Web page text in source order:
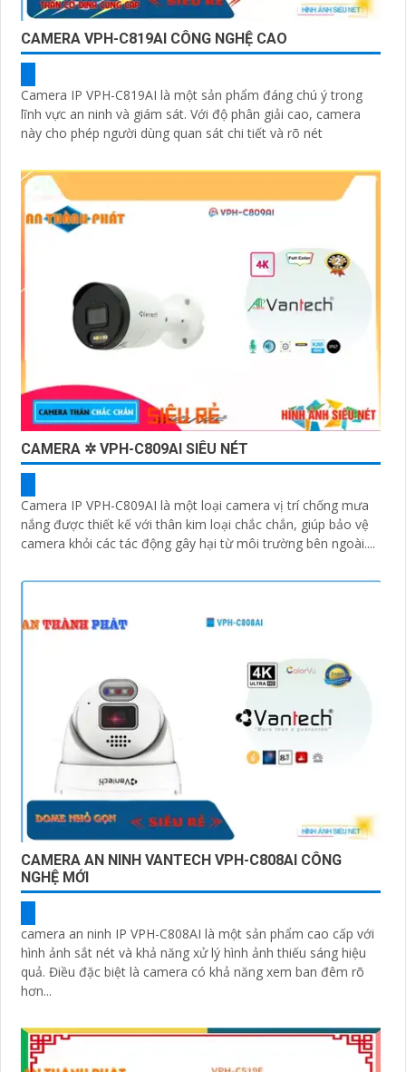
CAMERA VPH-C819AI CÔNG NGHỆ CAO
Camera IP VPH-C819AI là một sản phẩm đáng chú ý trong
lĩnh vực an ninh và giám sát. Với độ phân giải cao, camera
này cho phép người dùng quan sát chi tiết và rõ nét
CAMERA ✲ VPH-C809AI SIÊU NÉT
Camera IP VPH-C809AI là một loại camera vị trí chống mưa
nắng được thiết kế với thân kim loại chắc chắn, giúp bảo vệ
camera khỏi các tác động gây hại từ môi trường bên ngoài....
CAMERA AN NINH VANTECH VPH-C808AI CÔNG
NGHỆ MỚI
camera an ninh IP VPH-C808AI là một sản phẩm cao cấp với
hình ảnh sắt nét và khả năng xử lý hình ảnh thiếu sáng hiệu
quả. Điều đặc biệt là camera có khả năng xem ban đêm rõ
hơn...